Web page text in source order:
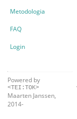
Metodologia
FAQ
Login
Powered by
<TEI:TOK>
Maarten Janssen,
2014-